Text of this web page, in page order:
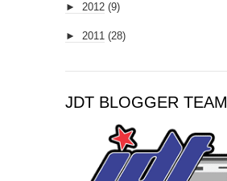
► 2012 (9)
► 2011 (28)
JDT BLOGGER TEAM